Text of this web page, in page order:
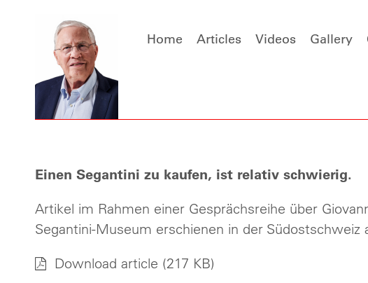
Home Articles Videos Gallery
Einen Segantini zu kaufen, ist relativ schwierig.
Artikel im Rahmen einer Gesprächsreihe über
Segantini-Museum erschienen in der Südostschweiz
Download article (217 KB)